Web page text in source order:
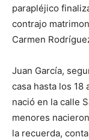
parapléjico
contrajo
Carmen
Juan García,
casa hasta los 18
nació en la calle
menores
la recuerda,